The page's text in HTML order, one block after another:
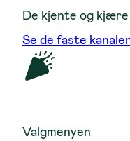
De kjente og
Se de faste
Valgmenyen